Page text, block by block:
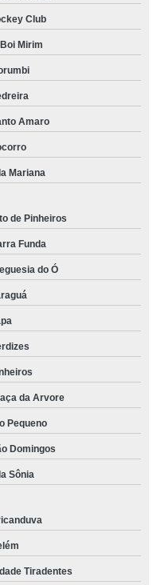
Club
Mirim
Amaro
Mariana
de Pinheiros
Funda
do Ó
da Arvore
Pequeno
Domingos
Sônia
Tiradentes